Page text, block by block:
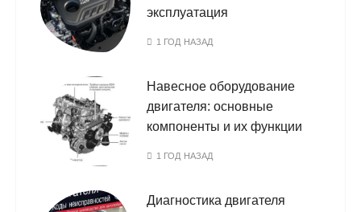
эксплуатация
1 ГОД НАЗАД
Навесное оборудование
двигателя: основные
компоненты и их функции
1 ГОД НАЗАД
Диагностика двигателя